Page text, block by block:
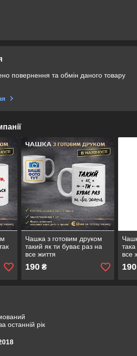
повернення та обмін даного товару
Чашка з готовим друком
такий як ти буває раз на
все життя
190₴
все
190
останній рік